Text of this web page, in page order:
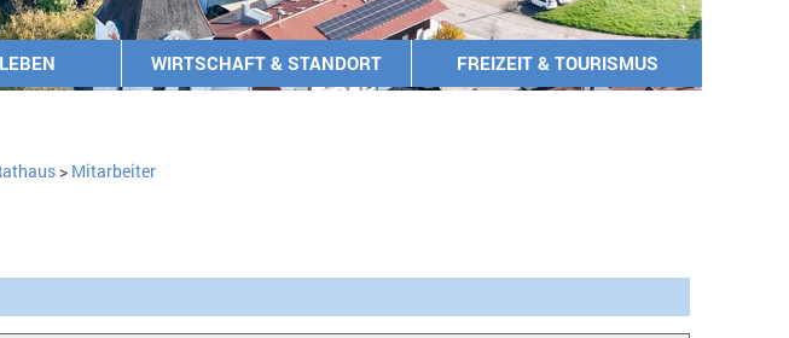
WIRTSCHAFT & STANDORT FREIZEIT & TOURISMUS
> Mitarbeiter